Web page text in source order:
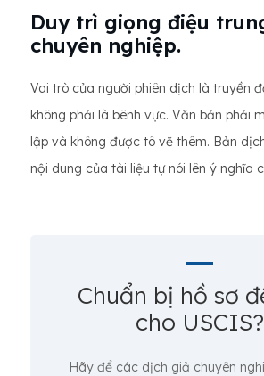
Duy trì giọng điệu
chuyên nghiệp.
Vai trò của người phiên dịch là truyền
không phải là bênh vực. Văn bản phải
lập và không được tô vẽ thêm. Bản
nội dung của tài liệu tự nói lên ý nghĩa
Chuẩn bị hồ sơ
cho USCIS?
Hãy để các dịch giả chuyên